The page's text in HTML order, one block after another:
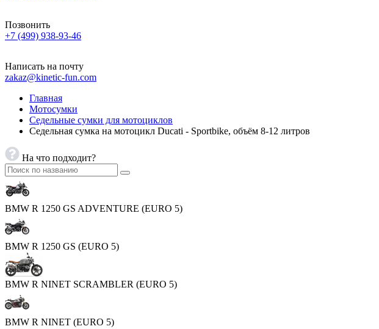
Позвонить
+7 (499) 938-93-46
Написать на почту
zakaz@kinetic-fun.com
Главная
Мотосумки
Седельные сумки для мотоциклов
Седельная сумка на мотоцикл Ducati - Sportbike, объём 8-12 литров
На что подходит?
BMW R 1250 GS ADVENTURE (EURO 5)
BMW R 1250 GS (EURO 5)
BMW R NINET SCRAMBLER (EURO 5)
BMW R NINET (EURO 5)